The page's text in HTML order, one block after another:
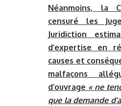
Néanmoins, la
censuré les
Juridiction
d’expertise en
causes et
malfaçons
d’ouvrage « ne
que la demande